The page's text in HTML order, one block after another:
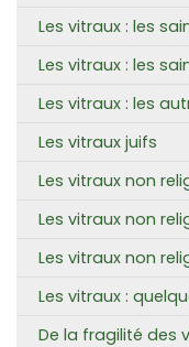
Les vitraux : les
Les vitraux : les
Les vitraux : les
Les vitraux juifs
Les vitraux non
Les vitraux non
Les vitraux non
Les vitraux :
De la fragilité des